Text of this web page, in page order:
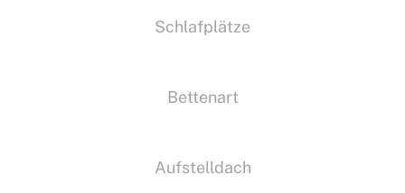
Schlafplätze
Bettenart
Aufstelldach